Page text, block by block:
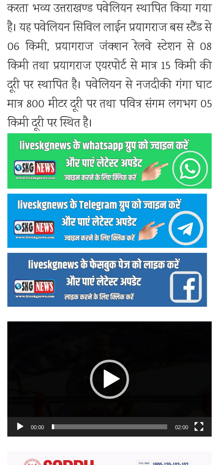
करता भव्य उत्तराखण्ड पवेलियन स्थापित किया गया
है। यह पवेलियन सिविल लाईन प्रयागराज बस स्टैंड से
06 किमी, प्रयागराज जंक्शन रेलवे स्टेशन से 08
किमी तथा प्रयागराज एयरपोर्ट से मात्र 15 किमी की
दूरी पर स्थापित है। पवेलियन से नजदीकी गंगा घाट
मात्र 800 मीटर दूरी पर तथा पवित्र संगम लगभग 05
किमी दूरी पर स्थित है।
00:00 02:00